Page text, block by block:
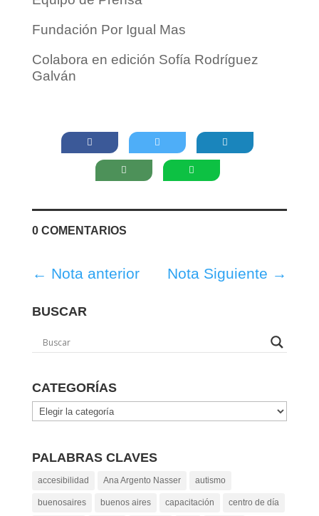
Fundación Por Igual Mas
Colabora en edición Sofía Rodríguez
Galván
0 COMENTARIOS
← Nota anterior Nota Siguiente →
BUSCAR
CATEGORÍAS
Categorías
PALABRAS CLAVES
accesibilidad Ana Argento Nasser autismo
buenosaires buenos aires capacitación centro de día